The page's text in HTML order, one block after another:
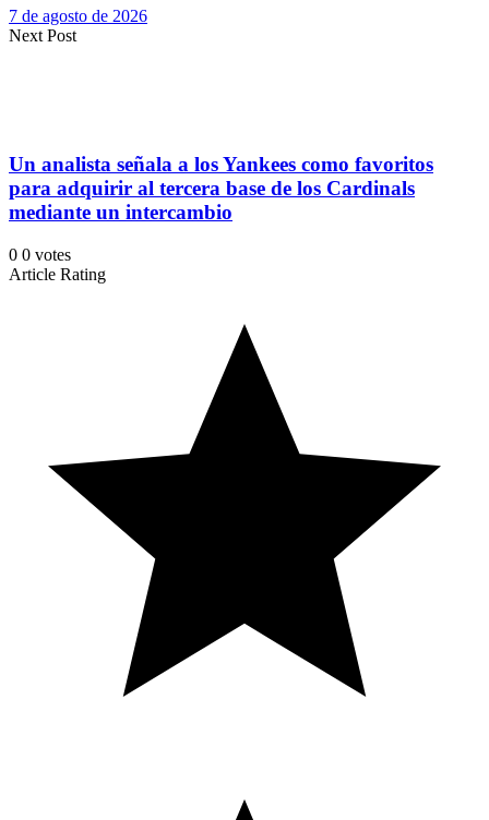
7 de agosto de 2026
Next Post
Un analista señala a los Yankees como favoritos
para adquirir al tercera base de los Cardinals
mediante un intercambio
0 0 votes
Article Rating